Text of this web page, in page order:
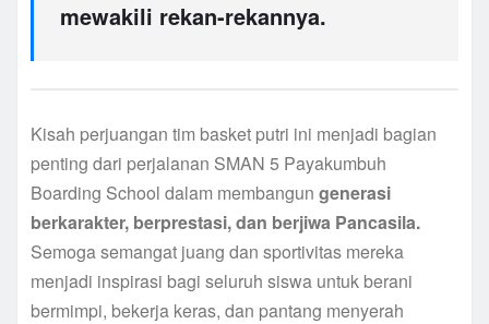
mewakili rekan-rekannya.
Kisah perjuangan tim basket putri ini menjadi bagian
penting dari perjalanan SMAN 5 Payakumbuh
Boarding School dalam membangun generasi
berkarakter, berprestasi, dan berjiwa Pancasila.
Semoga semangat juang dan sportivitas mereka
menjadi inspirasi bagi seluruh siswa untuk berani
bermimpi, bekerja keras, dan pantang menyerah